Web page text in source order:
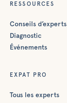
RESSOURCES
Conseils d’experts
Diagnostic
Événements
EXPAT PRO
Tous les experts